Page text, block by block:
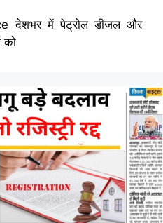
देशभर में पेट्रोल डीजल और
को